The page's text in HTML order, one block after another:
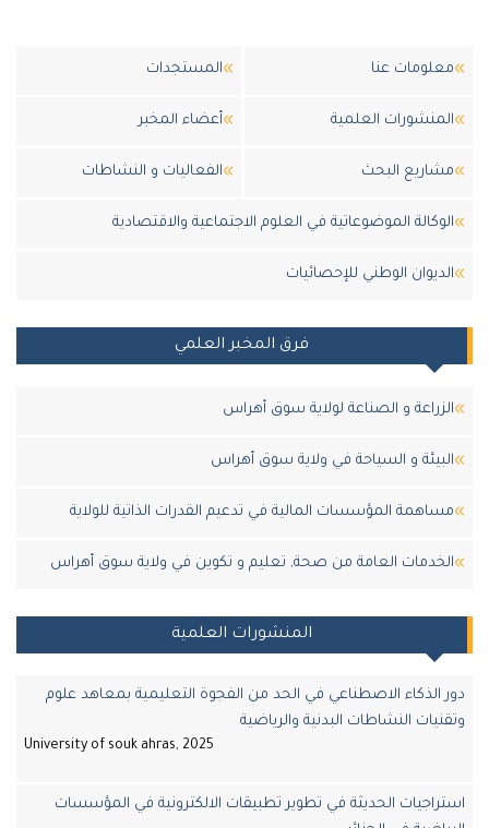
عنا المستجدات
العلمية أعضاء المخبر
البحث الفعاليات و النشاطات
الموضوعاتية في العلوم الاجتماعية والاقتصادية
الوطني للإحصائيات
فرق المخبر العلمي
و الصناعة لولاية سوق أهراس
و السياحة في ولاية سوق أهراس
المؤسسات المالية في تدعيم القدرات الذاتية للولاية
العامة من صحة, تعليم و تكوين في ولاية سوق أهراس
المنشورات العلمية
الاصطناعي في الحد من الفجوة التعليمية بمعاهد علوم
النشاطات البدنية والرياضية
University of souk ahras, 2025
الحديثة في تطوير تطبيقات الالكترونية في المؤسسات